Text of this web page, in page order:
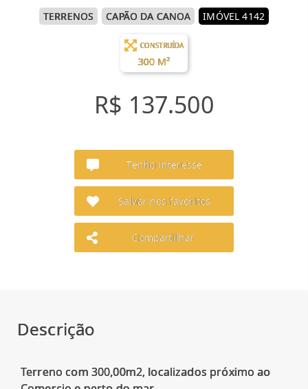
TERRENOS CAPÃO DA CANOA IMÓVEL 4142
CONSTRUÍDA
300 M²
R$ 137.500
Tenho interesse
Salvar nos favoritos
Compartilhar
Descrição
Terreno com 300,00m2, localizados próximo ao